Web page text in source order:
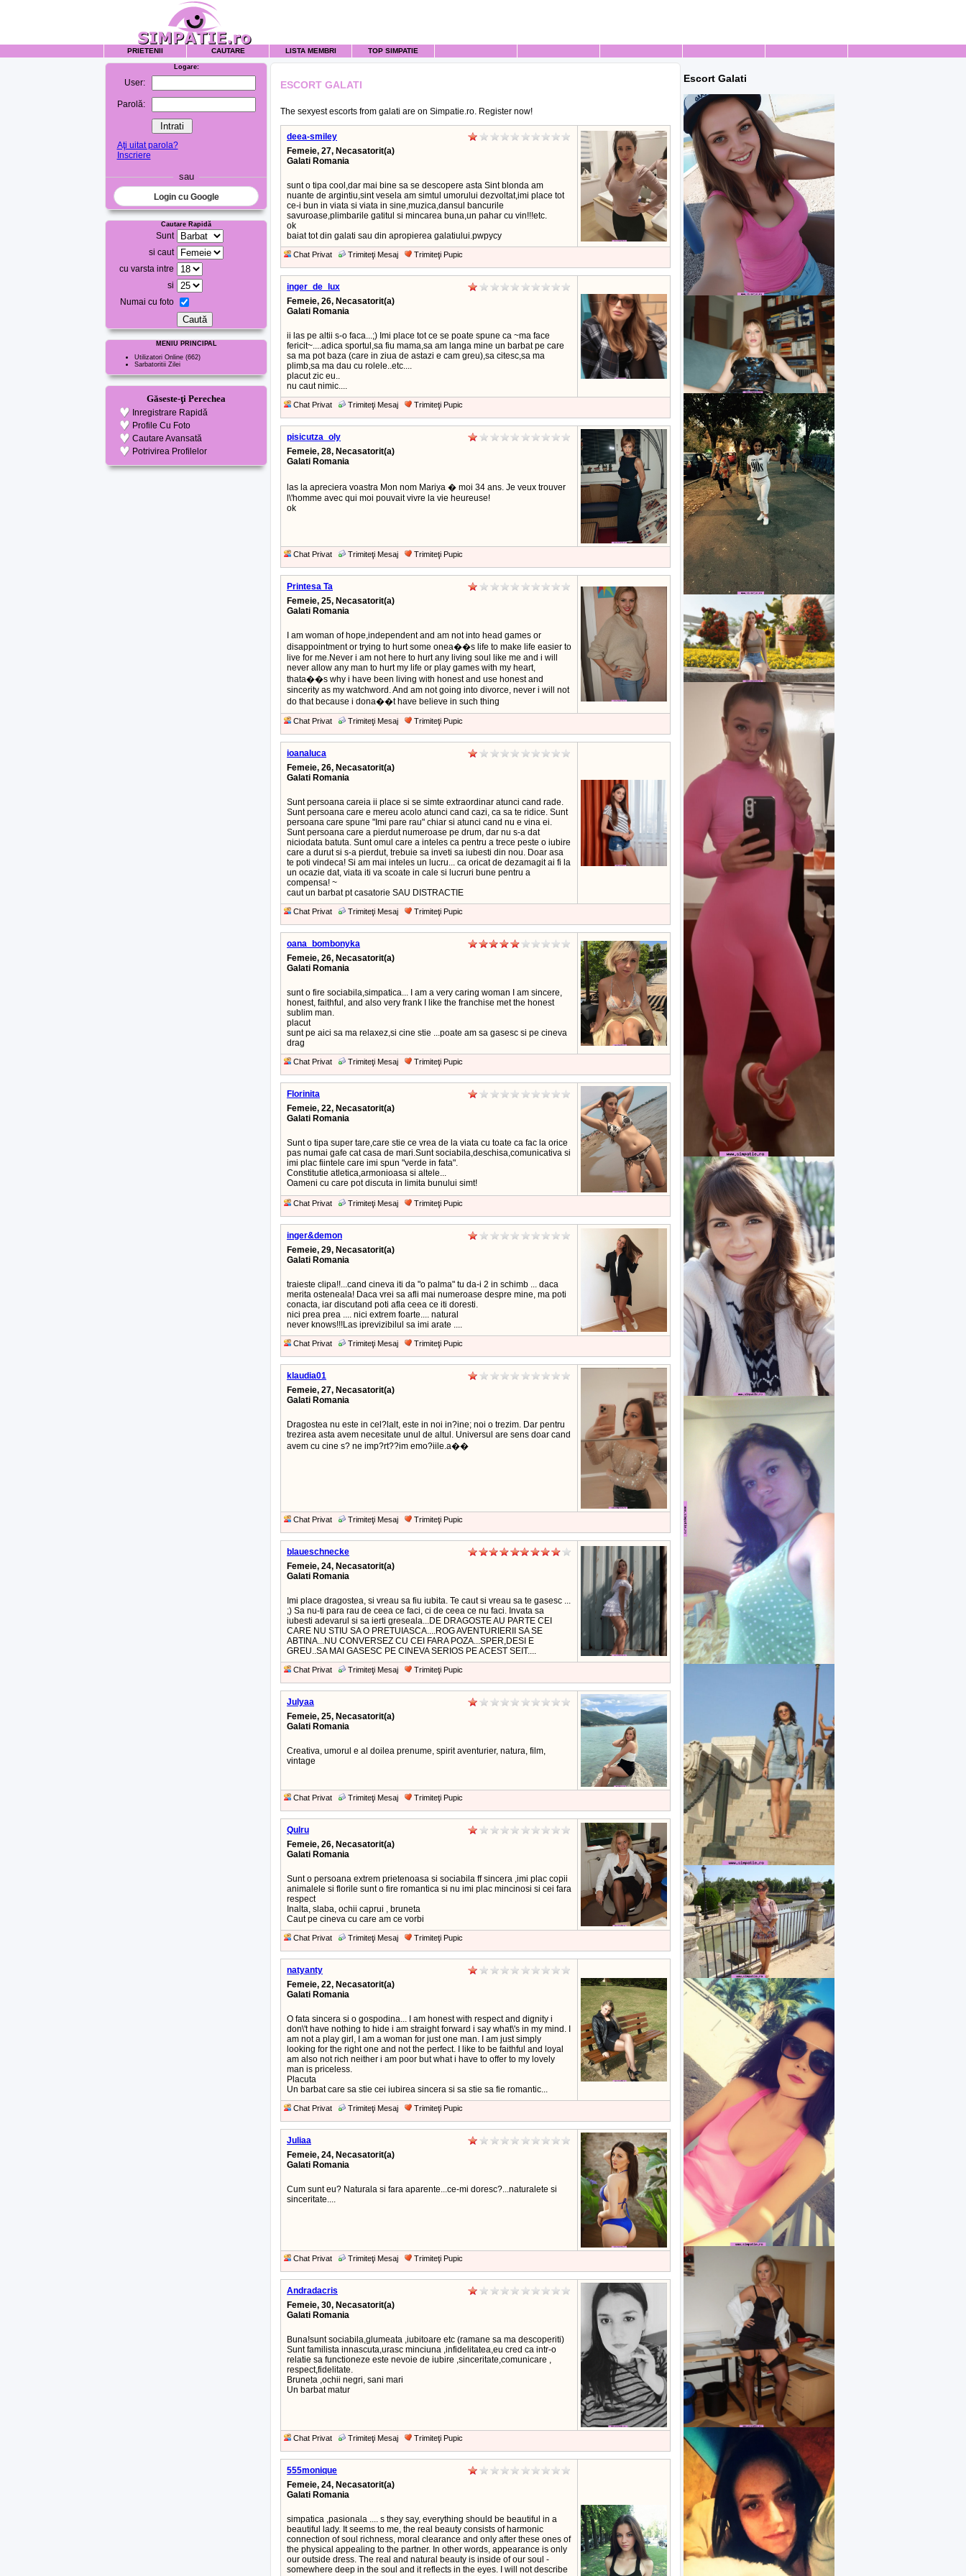
PRIETENII CAUTARE LISTA MEMBRI TOP SIMPATIE
Logare:
User:
Parolă:
Aţi uitat parola?
Inscriere
sau
Login cu Google
Cautare Rapidă
Sunt
si caut
cu varsta intre
si
Numai cu foto
MENIU PRINCIPAL
Utilizatori Online (662)
Sarbatoritii Zilei
Găseste-ţi Perechea
Inregistrare Rapidă
Profile Cu Foto
Cautare Avansată
Potrivirea Profilelor
ESCORT GALATI
The sexyest escorts from galati are on Simpatie.ro. Register now!
deea-smiley
Femeie, 27, Necasatorit(a)
Galati Romania
sunt o tipa cool,dar mai bine sa se descopere asta Sint blonda am
nuante de argintiu,sint vesela am simtul umorului dezvoltat,imi place tot
ce-i bun in viata si viata in sine,muzica,dansul bancurile
savuroase,plimbarile gatitul si mincarea buna,un pahar cu vin!!!etc.
ok
baiat tot din galati sau din apropierea galatiului.pwpycy
Chat Privat Trimiteţi Mesaj Trimiteţi Pupic
inger_de_lux
Femeie, 26, Necasatorit(a)
Galati Romania
ii las pe altii s-o faca...;) Imi place tot ce se poate spune ca ~ma face
fericit~....adica sportul,sa fiu mama,sa am langa mine un barbat pe care
sa ma pot baza (care in ziua de astazi e cam greu),sa citesc,sa ma
plimb,sa ma dau cu rolele..etc....
placut zic eu..
nu caut nimic....
Chat Privat Trimiteţi Mesaj Trimiteţi Pupic
pisicutza_oly
Femeie, 28, Necasatorit(a)
Galati Romania
las la apreciera voastra Mon nom Mariya � moi 34 ans. Je veux trouver
l\'homme avec qui moi pouvait vivre la vie heureuse!
ok
Chat Privat Trimiteţi Mesaj Trimiteţi Pupic
Printesa Ta
Femeie, 25, Necasatorit(a)
Galati Romania
I am woman of hope,independent and am not into head games or
disappointment or trying to hurt some onea��s life to make life easier to
live for me.Never i am not here to hurt any living soul like me and i will
never allow any man to hurt my life or play games with my heart,
thata��s why i have been living with honest and use honest and
sincerity as my watchword. And am not going into divorce, never i will not
do that because i dona��t have believe in such thing
Chat Privat Trimiteţi Mesaj Trimiteţi Pupic
ioanaluca
Femeie, 26, Necasatorit(a)
Galati Romania
Sunt persoana careia ii place si se simte extraordinar atunci cand rade.
Sunt persoana care e mereu acolo atunci cand cazi, ca sa te ridice. Sunt
persoana care spune "Imi pare rau" chiar si atunci cand nu e vina ei.
Sunt persoana care a pierdut numeroase pe drum, dar nu s-a dat
niciodata batuta. Sunt omul care a inteles ca pentru a trece peste o iubire
care a durut si s-a pierdut, trebuie sa inveti sa iubesti din nou. Doar asa
te poti vindeca! Si am mai inteles un lucru... ca oricat de dezamagit ai fi la
un ocazie dat, viata iti va scoate in cale si lucruri bune pentru a
compensa! ~
caut un barbat pt casatorie SAU DISTRACTIE
Chat Privat Trimiteţi Mesaj Trimiteţi Pupic
oana_bombonyka
Femeie, 26, Necasatorit(a)
Galati Romania
sunt o fire sociabila,simpatica... I am a very caring woman I am sincere,
honest, faithful, and also very frank I like the franchise met the honest
sublim man.
placut
sunt pe aici sa ma relaxez,si cine stie ...poate am sa gasesc si pe cineva
drag
Chat Privat Trimiteţi Mesaj Trimiteţi Pupic
Florinita
Femeie, 22, Necasatorit(a)
Galati Romania
Sunt o tipa super tare,care stie ce vrea de la viata cu toate ca fac la orice
pas numai gafe cat casa de mari.Sunt sociabila,deschisa,comunicativa si
imi plac fiintele care imi spun "verde in fata".
Constitutie atletica,armonioasa si altele...
Oameni cu care pot discuta in limita bunului simt!
Chat Privat Trimiteţi Mesaj Trimiteţi Pupic
inger&demon
Femeie, 29, Necasatorit(a)
Galati Romania
traieste clipa!!...cand cineva iti da "o palma" tu da-i 2 in schimb ... daca
merita osteneala! Daca vrei sa afli mai numeroase despre mine, ma poti
conacta, iar discutand poti afla ceea ce iti doresti.
nici prea prea .... nici extrem foarte.... natural
never knows!!!Las iprevizibilul sa imi arate ....
Chat Privat Trimiteţi Mesaj Trimiteţi Pupic
klaudia01
Femeie, 27, Necasatorit(a)
Galati Romania
Dragostea nu este in cel?lalt, este in noi in?ine; noi o trezim. Dar pentru
trezirea asta avem necesitate unul de altul. Universul are sens doar cand
avem cu cine s? ne imp?rt??im emo?iile.a��
Chat Privat Trimiteţi Mesaj Trimiteţi Pupic
blaueschnecke
Femeie, 24, Necasatorit(a)
Galati Romania
Imi place dragostea, si vreau sa fiu iubita. Te caut si vreau sa te gasesc ...
;) Sa nu-ti para rau de ceea ce faci, ci de ceea ce nu faci. Invata sa
iubesti adevarul si sa ierti greseala...DE DRAGOSTE AU PARTE CEI
CARE NU STIU SA O PRETUIASCA....ROG AVENTURIERII SA SE
ABTINA...NU CONVERSEZ CU CEI FARA POZA...SPER,DESI E
GREU..SA MAI GASESC PE CINEVA SERIOS PE ACEST SEIT....
Chat Privat Trimiteţi Mesaj Trimiteţi Pupic
Julyaa
Femeie, 25, Necasatorit(a)
Galati Romania
Creativa, umorul e al doilea prenume, spirit aventurier, natura, film,
vintage
Chat Privat Trimiteţi Mesaj Trimiteţi Pupic
Qulru
Femeie, 26, Necasatorit(a)
Galati Romania
Sunt o persoana extrem prietenoasa si sociabila ff sincera ,imi plac copii
animalele si florile sunt o fire romantica si nu imi plac mincinosi si cei fara
respect
Inalta, slaba, ochii caprui , bruneta
Caut pe cineva cu care am ce vorbi
Chat Privat Trimiteţi Mesaj Trimiteţi Pupic
natyanty
Femeie, 22, Necasatorit(a)
Galati Romania
O fata sincera si o gospodina... I am honest with respect and dignity i
don\'t have nothing to hide i am straight forward i say what\'s in my mind. I
am not a play girl, I am a woman for just one man. I am just simply
looking for the right one and not the perfect. I like to be faithful and loyal
am also not rich neither i am poor but what i have to offer to my lovely
man is priceless.
Placuta
Un barbat care sa stie cei iubirea sincera si sa stie sa fie romantic...
Chat Privat Trimiteţi Mesaj Trimiteţi Pupic
Juliaa
Femeie, 24, Necasatorit(a)
Galati Romania
Cum sunt eu? Naturala si fara aparente...ce-mi doresc?...naturalete si
sinceritate....
Chat Privat Trimiteţi Mesaj Trimiteţi Pupic
Andradacris
Femeie, 30, Necasatorit(a)
Galati Romania
Buna!sunt sociabila,glumeata ,iubitoare etc (ramane sa ma descoperiti)
Sunt familista innascuta,urasc minciuna ,infidelitatea,eu cred ca intr-o
relatie sa functioneze este nevoie de iubire ,sinceritate,comunicare ,
respect,fidelitate.
Bruneta ,ochii negri, sani mari
Un barbat matur
Chat Privat Trimiteţi Mesaj Trimiteţi Pupic
555monique
Femeie, 24, Necasatorit(a)
Galati Romania
simpatica ,pasionala .... s they say, everything should be beautiful in a
beautiful lady. It seems to me, the real beauty consists of harmonic
connection of soul richness, moral clearance and only after these ones of
the physical appealing to the partner. In other words, appearance is only
our outside dress. The real and natural beauty is inside of our soul -
somewhere deep in the soul and it reflects in the eyes. I will not describe
Escort Galati